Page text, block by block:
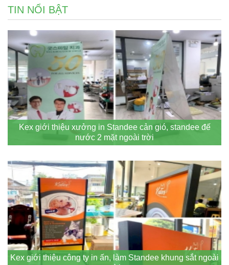
TIN NỔI BẬT
Kex giới thiệu xưởng in Standee cản gió, standee đế
nước 2 mặt ngoài trời
Kex giới thiệu công ty in ấn, làm Standee khung sắt ngoài